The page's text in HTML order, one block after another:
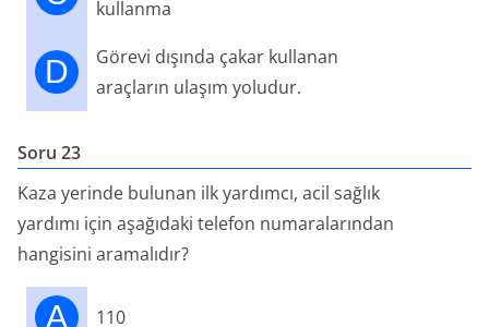
kullanma
D
Görevi dışında çakar kullanan
araçların ulaşım yoludur.
Soru 23
Kaza yerinde bulunan ilk yardımcı, acil sağlık
yardımı için aşağıdaki telefon numaralarından
hangisini aramalıdır?
A 110